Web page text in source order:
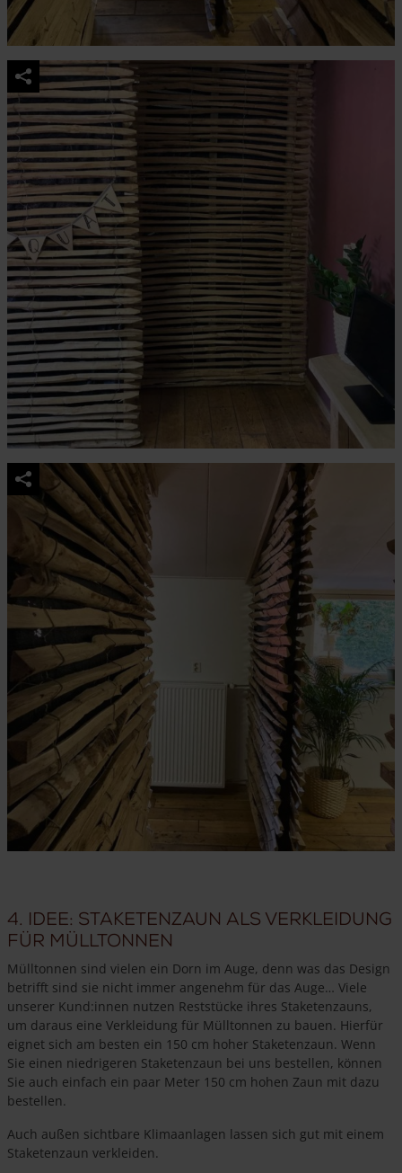
4. Idee: Staketenzaun als Verkleidung
für Mülltonnen
Mülltonnen sind vielen ein Dorn im Auge, denn was das Design
betrifft sind sie nicht immer angenehm für das Auge… Viele
unserer Kund:innen nutzen Reststücke ihres Staketenzauns,
um daraus eine Verkleidung für Mülltonnen zu bauen. Hierfür
eignet sich am besten ein 150 cm hoher Staketenzaun. Wenn
Sie einen niedrigeren Staketenzaun bei uns bestellen, können
Sie auch einfach ein paar Meter 150 cm hohen Zaun mit dazu
bestellen.
Auch außen sichtbare Klimaanlagen lassen sich gut mit einem
Staketenzaun verkleiden.